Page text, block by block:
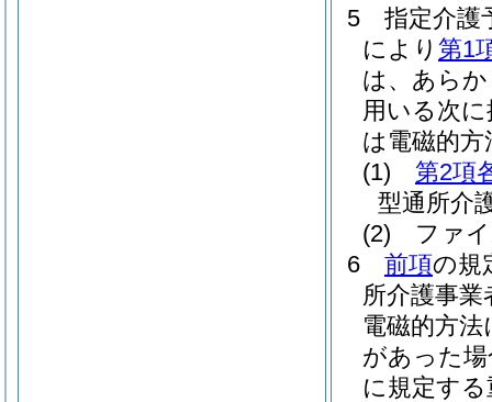
5
指定介護
により 第1
は、あら
用いる次
は電磁的
(1)
第2項
型通所介
(2)
ファ
6
前項の規
所介護事
電磁的方
があった
に規定す